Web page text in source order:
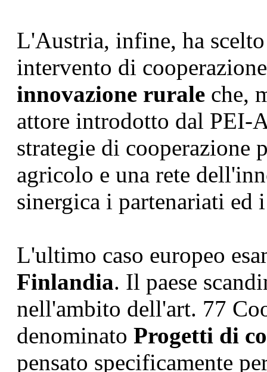
L'Austria, infine, ha
intervento di
innovazione rurale che,
attore introdotto dal PEI-
strategie di cooperazione
agricolo e una rete
sinergica i partenariati
L'ultimo caso europeo
Finlandia. Il paese
nell'ambito dell'art. 77
denominato Progetti di
pensato specificamente